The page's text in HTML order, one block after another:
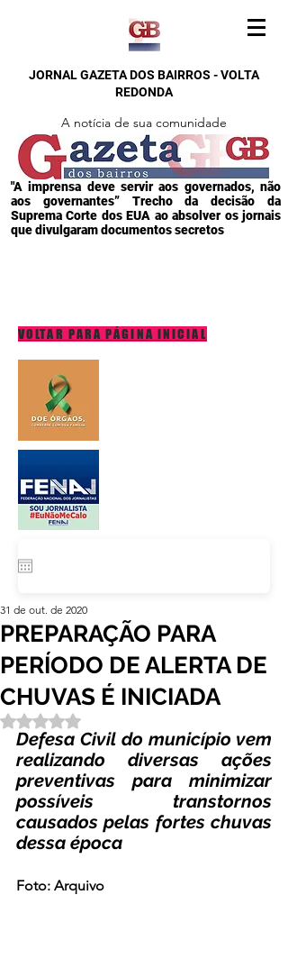
JORNAL GAZETA DOS BAIRROS - VOLTA
REDONDA
A notícia de sua comunidade
"A imprensa deve servir aos governados, não
aos governantes” Trecho da decisão da
Suprema Corte dos EUA ao absolver os jornais
que divulgaram documentos secretos
VOLTAR PARA PÁGINA INICIAL
PREPARAÇÃO PARA
PERÍODO DE ALERTA DE
CHUVAS É INICIADA
31 de out. de 2020
Avaliado com NaN de 5 estrelas.
Defesa Civil do município vem
realizando diversas ações
preventivas para minimizar
possíveis transtornos
causados pelas fortes chuvas
dessa época
Foto: Arquivo